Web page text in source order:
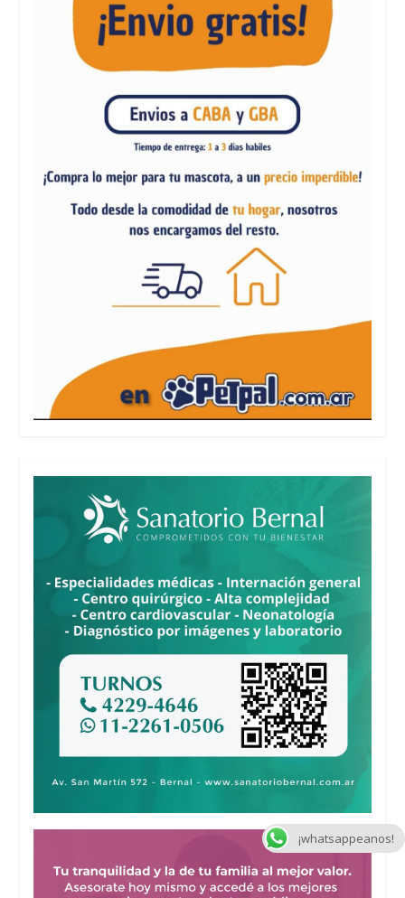
¡whatsappeanos!